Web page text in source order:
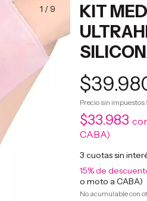
1 / 9
KIT
Precio sin impuestos
$33.983
CABA)
3 cuotas sin
15% de
o moto a CABA)
No acumulable con